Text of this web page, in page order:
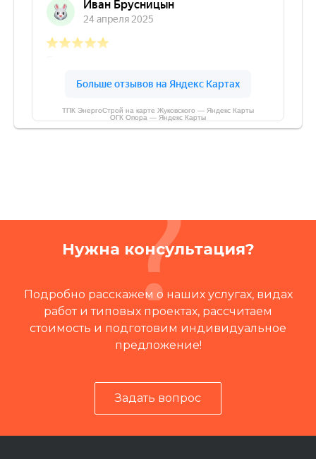
ТПК ЭнергоСтрой на карте Жуковского — Яндекс Карты
ОГК Опора — Яндекс Карты
Нужна консультация?
Подробно расскажем о наших услугах, видах
работ и типовых проектах, рассчитаем
стоимость и подготовим индивидуальное
предложение!
Задать вопрос